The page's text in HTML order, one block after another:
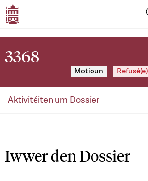
3368
Motioun Refusé(e)
Aktivitéiten um Dossier
Iwwer den Dossier